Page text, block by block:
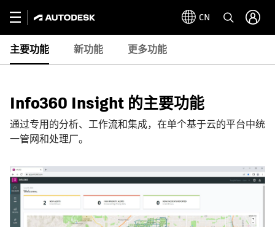
CN
主要功能 新功能 更多功能
Info360 Insight 的主要功能
通过专用的分析、工作流和集成，在单个基于云的平台中统
一管网和处理厂。